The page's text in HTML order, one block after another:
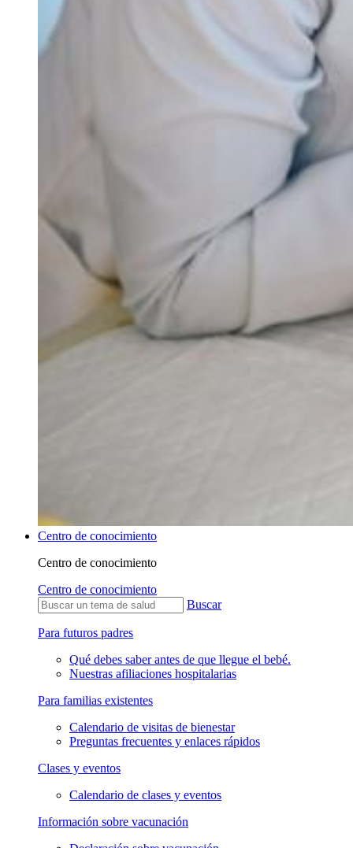
Centro de conocimiento
Centro de conocimiento
Centro de conocimiento
Buscar
Para futuros padres
Qué debes saber antes de que llegue el bebé.
Nuestras afiliaciones hospitalarias
Para familias existentes
Calendario de visitas de bienestar
Preguntas frecuentes y enlaces rápidos
Clases y eventos
Calendario de clases y eventos
Información sobre vacunación